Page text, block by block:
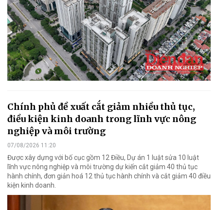
Chính phủ đề xuất cắt giảm nhiều thủ tục,
điều kiện kinh doanh trong lĩnh vực nông
nghiệp và môi trường
07/08/2026 11:20
Được xây dựng với bố cục gồm 12 Điều, Dự án 1 luật sửa 10 luật
lĩnh vực nông nghiệp và môi trường dự kiến cắt giảm 40 thủ tục
hành chính, đơn giản hoá 12 thủ tục hành chính và cắt giảm 40 điều
kiện kinh doanh.